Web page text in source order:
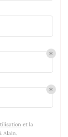
et la
Alain